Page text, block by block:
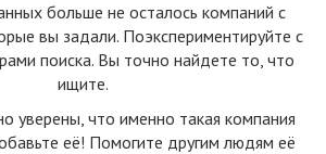
больше не осталоcь компаний с
вы задали. Поэкспериментируйте с
поиска. Вы точно найдете то, что
ищите.
уверены, что именно такая компания
её! Помогите другим людям её